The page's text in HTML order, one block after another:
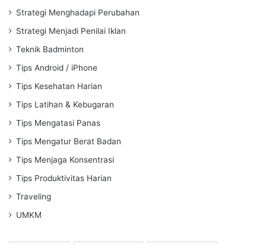
Strategi Menghadapi Perubahan
Strategi Menjadi Penilai Iklan
Teknik Badminton
Tips Android / iPhone
Tips Kesehatan Harian
Tips Latihan & Kebugaran
Tips Mengatasi Panas
Tips Mengatur Berat Badan
Tips Menjaga Konsentrasi
Tips Produktivitas Harian
Traveling
UMKM